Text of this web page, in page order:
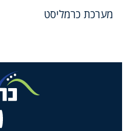
מערכת כרמליסט